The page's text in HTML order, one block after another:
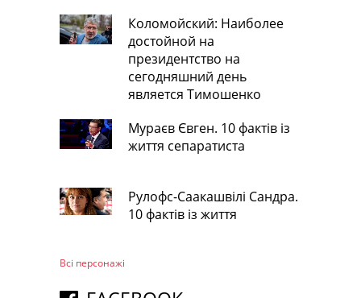
Коломойский: Наиболее
достойной на
президентство на
сегодняшний день
является Тимошенко
Мураєв Євген. 10 фактів із
життя сепаратиста
Рулофс-Саакашвілі Сандра.
10 фактів із життя
Всі персонажi